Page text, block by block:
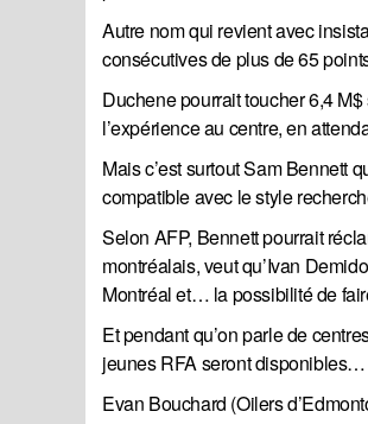
Autre nom qui revient avec
consécutives de plus de 65
Duchene pourrait toucher 6,4
l’expérience au centre, en
Mais c’est surtout Sam Bennett
compatible avec le style
Selon AFP, Bennett pourrait
montréalais, veut qu’Ivan
Montréal et… la possibilité de
Et pendant qu’on parle de
jeunes RFA seront
Evan Bouchard (Oilers